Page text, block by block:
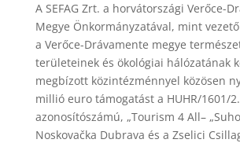
A SEFAG Zrt. a horvátországi Verőce-
Megye Önkormányzatával, mint
a Verőce-Drávamente megye
területeinek és ökológiai hálózatának
megbízott közintézménnyel közösen
millió euro támogatást a HUHR/1601/
azonosítószámú, „Tourism 4 All–
Noskovačka Dubrava és a Zselici